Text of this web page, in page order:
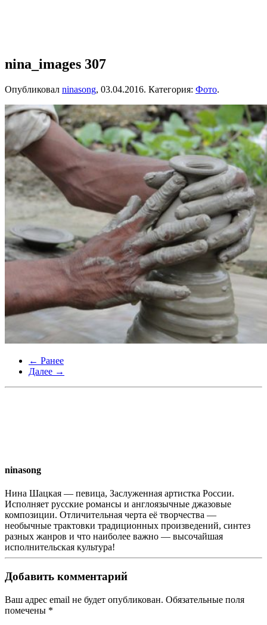
nina_images 307
Опубликовал ninasong, 03.04.2016. Категория: Фото.
← Ранее
Далее →
ninasong
Нина Шацкая — певица, Заслуженная артистка России.
Исполняет русские романсы и англоязычные джазовые
композиции. Отличительная черта её творчества —
необычные трактовки традиционных произведений, синтез
разных жанров и что наиболее важно — высочайшая
исполнительская культура!
Добавить комментарий
Ваш адрес email не будет опубликован. Обязательные поля
помечены *